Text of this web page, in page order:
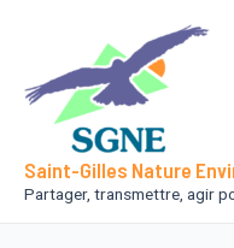
contenu
Saint-Gilles Nature
Partager, transmettre, agir